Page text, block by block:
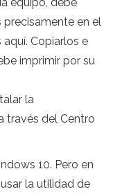
precisamente en el
Copiarlos e
imprimir por su
la
través del Centro
10. Pero en
la utilidad de